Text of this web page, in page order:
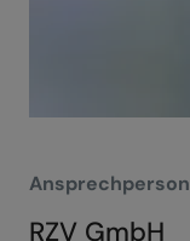
Ansprechperson
RZV GmbH